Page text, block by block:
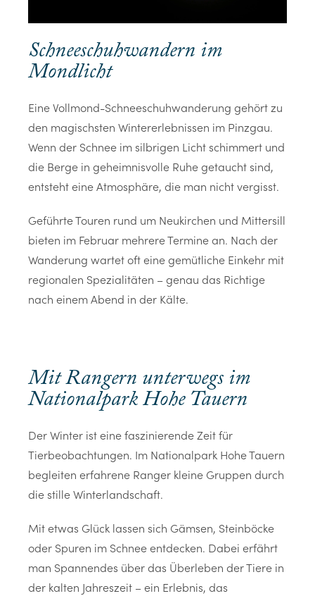
Schneeschuhwandern im
Mondlicht
Eine Vollmond-Schneeschuhwanderung gehört zu
den magischsten Wintererlebnissen im Pinzgau.
Wenn der Schnee im silbrigen Licht schimmert und
die Berge in geheimnisvolle Ruhe getaucht sind,
entsteht eine Atmosphäre, die man nicht vergisst.
Geführte Touren rund um Neukirchen und Mittersill
bieten im Februar mehrere Termine an. Nach der
Wanderung wartet oft eine gemütliche Einkehr mit
regionalen Spezialitäten – genau das Richtige
nach einem Abend in der Kälte.
Mit Rangern unterwegs im
Nationalpark Hohe Tauern
Der Winter ist eine faszinierende Zeit für
Tierbeobachtungen. Im Nationalpark Hohe Tauern
begleiten erfahrene Ranger kleine Gruppen durch
die stille Winterlandschaft.
Mit etwas Glück lassen sich Gämsen, Steinböcke
oder Spuren im Schnee entdecken. Dabei erfährt
man Spannendes über das Überleben der Tiere in
der kalten Jahreszeit – ein Erlebnis, das